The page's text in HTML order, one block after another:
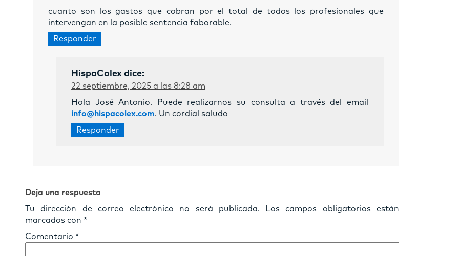
cuanto son los gastos que cobran por el total de todos los profesionales que
intervengan en la posible sentencia faborable.
Responder
HispaColex dice:
22 septiembre, 2025 a las 8:28 am
Hola José Antonio. Puede realizarnos su consulta a través del email
info@hispacolex.com. Un cordial saludo
Responder
Deja una respuesta
Tu dirección de correo electrónico no será publicada.
Los campos obligatorios están
marcados con *
Comentario *